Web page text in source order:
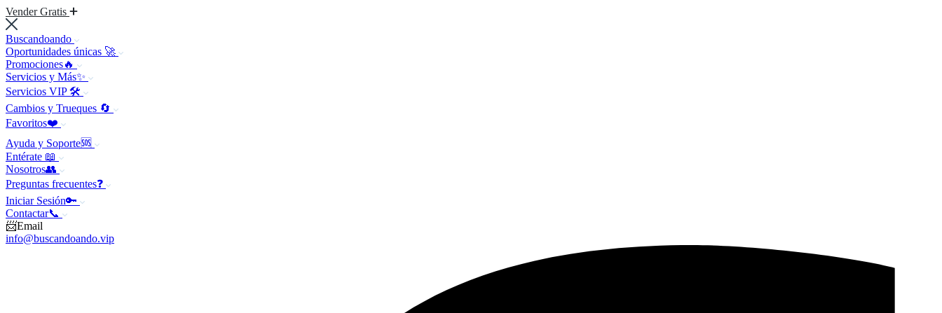
Vender Gratis
Buscandoando
Oportunidades únicas 🚀
Promociones🔥
Servicios y Más✨
Servicios VIP 🛠️
Cambios y Trueques 🔄
Favoritos❤️
Ayuda y Soporte🆘
Entérate 📖
Nosotros👥
Preguntas frecuentes❓
Iniciar Sesión🔑
Contactar📞
📨Email
info@buscandoando.vip